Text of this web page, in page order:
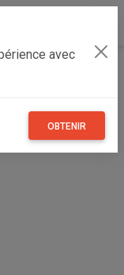
avec
OBTENIR